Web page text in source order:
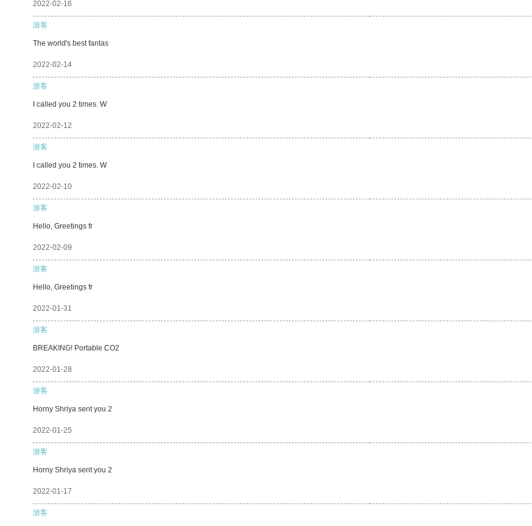
2022-02-16
游客
The world's best fantas
2022-02-14
游客
I called you 2 times. W
2022-02-12
游客
I called you 2 times. W
2022-02-10
游客
Hello, Greetings fr
2022-02-09
游客
Hello, Greetings fr
2022-01-31
游客
BREAKING! Portable CO2
2022-01-28
游客
Horny Shriya sent you 2
2022-01-25
游客
Horny Shriya sent you 2
2022-01-17
游客